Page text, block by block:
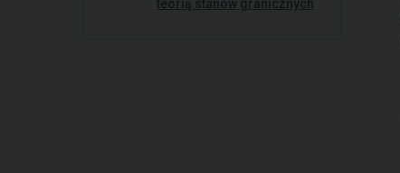
teorią stanów granicznych